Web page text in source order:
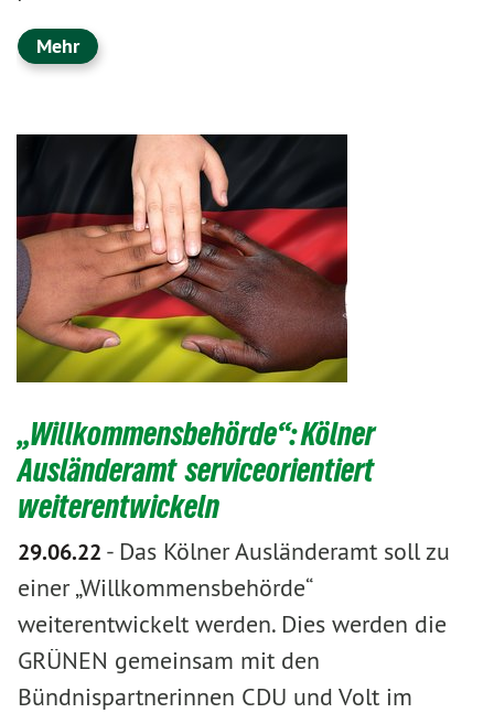
Mehr
​​​​​​​„Willkommensbehörde“: Kölner
Ausländeramt serviceorientiert
weiterentwickeln
29.06.22 - Das Kölner Ausländeramt soll zu
einer „Willkommensbehörde“
weiterentwickelt werden. Dies werden die
GRÜNEN gemeinsam mit den
Bündnispartnerinnen CDU und Volt im